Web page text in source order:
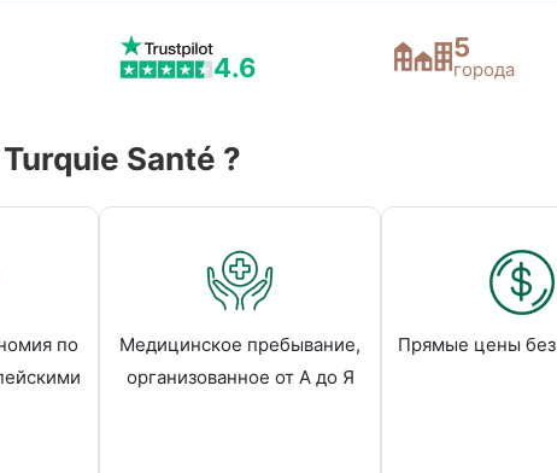
4.6
5
города
Santé ?
по
Медицинское пребывание,
организованное от А до Я
Прямые цены